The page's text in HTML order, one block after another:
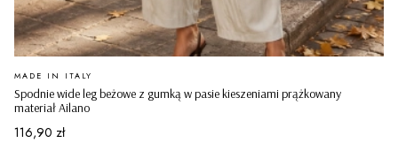
Spodnie wide leg beżowe z gumką w pasie kieszeniami prążkowany
materiał Ailano
PRODUCENT
MADE IN ITALY
Cena
116,90 zł